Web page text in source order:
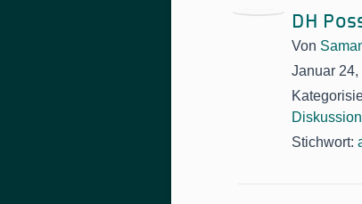
DH
Von
Januar 24,
Diskussion
Stichwort: